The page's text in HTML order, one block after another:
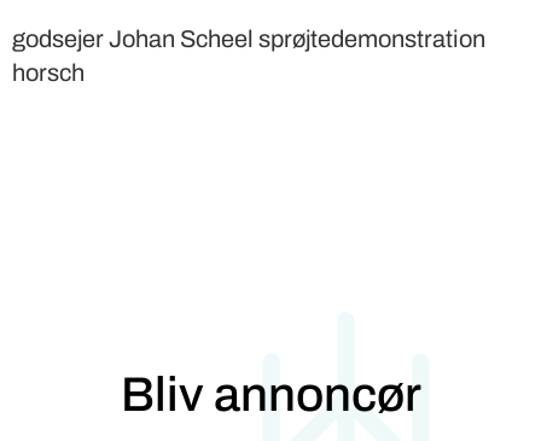
godsejer Johan Scheel sprøjtedemonstration
horsch
Bliv annoncør